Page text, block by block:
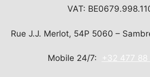
VAT:
Rue J.J. Merlot, 54P 5060 –
Mobile 24/7: +32 477 88